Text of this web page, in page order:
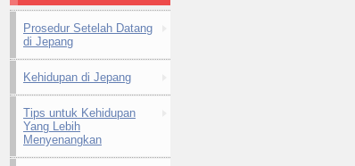
Prosedur Setelah Datang
di Jepang
Kehidupan di Jepang
Tips untuk Kehidupan
Yang Lebih
Menyenangkan